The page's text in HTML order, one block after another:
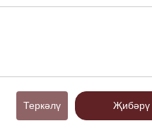
Теркәлү Җибәрү